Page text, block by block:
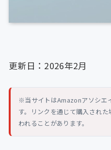
更新日：2026年2月
※当サイトはAmazonアソシエ
す。リンクを通じて購入され
われることがあります。